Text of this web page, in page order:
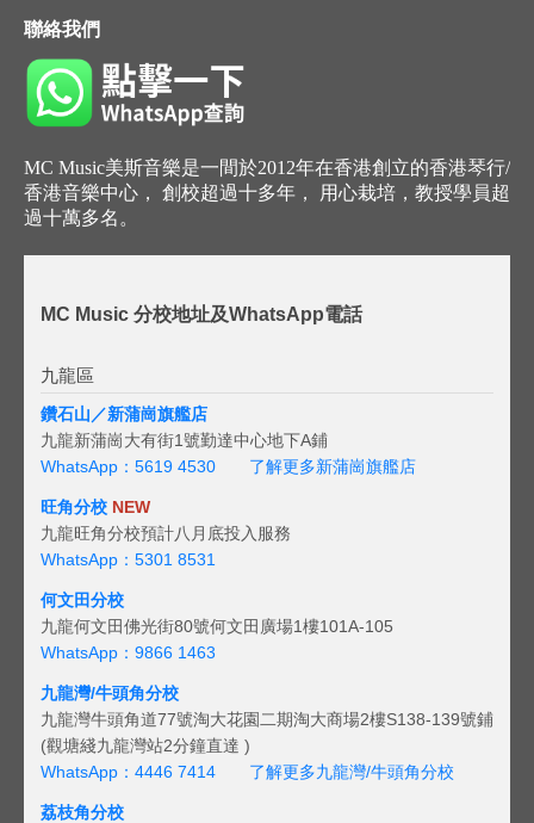
聯絡我們
MC Music美斯音樂是一間於2012年在香港創立的香港琴行/
香港音樂中心， 創校超過十多年， 用心栽培，教授學員超
過十萬多名。
MC Music 分校地址及WhatsApp電話
九龍區
鑽石山／新蒲崗旗艦店
九龍新蒲崗大有街1號勤達中心地下A鋪
WhatsApp：5619 4530
了解更多新蒲崗旗艦店
旺角分校 NEW
九龍旺角分校預計八月底投入服務
WhatsApp：5301 8531
何文田分校
九龍何文田佛光街80號何文田廣場1樓101A-105
WhatsApp：9866 1463
九龍灣/牛頭角分校
九龍灣牛頭角道77號淘大花園二期淘大商場2樓S138-139號鋪
(觀塘綫九龍灣站2分鐘直達 )
WhatsApp：4446 7414
了解更多九龍灣/牛頭角分校
荔枝角分校